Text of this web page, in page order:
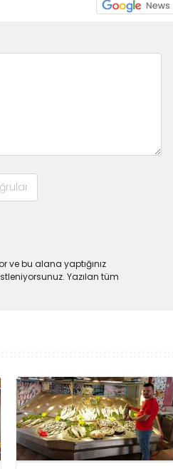
ve bu alana yaptığınız
Yazılan tüm